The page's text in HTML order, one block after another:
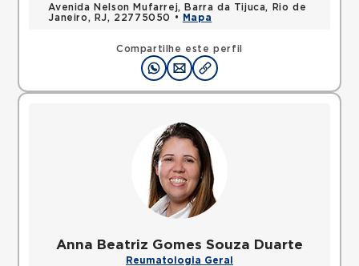
Compartilhe este perfil
Avenida Nelson Mufarrej, Barra da Tijuca, Rio de
Janeiro, RJ, 22775050 •
Mapa
Anna Beatriz Gomes Souza Duarte
Reumatologia Geral